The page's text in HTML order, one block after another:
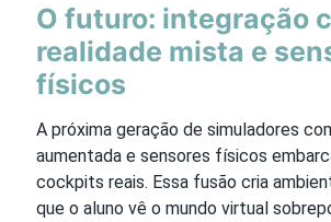
O futuro: integração
realidade mista e
físicos
A próxima geração de simuladores
aumentada e sensores físicos
cockpits reais. Essa fusão cria
que o aluno vê o mundo virtual